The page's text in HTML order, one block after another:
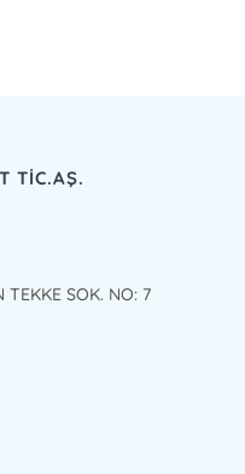
TİC.AŞ.
TEKKE SOK. NO: 7